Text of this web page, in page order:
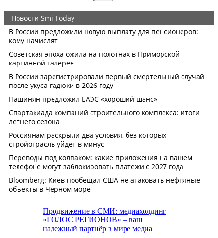
Продвижение в СМИ: медиахолдинг
«ГОЛОС РЕГИОНОВ» – ваш
надежный партнёр в мире медиа